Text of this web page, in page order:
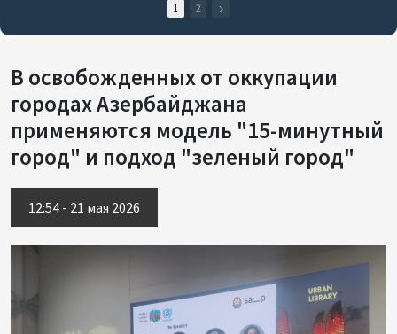
1 2
В освобожденных от оккупации
городах Азербайджана
применяются модель "15-минутный
город" и подход "зеленый город"
12:54 - 21 мая 2026